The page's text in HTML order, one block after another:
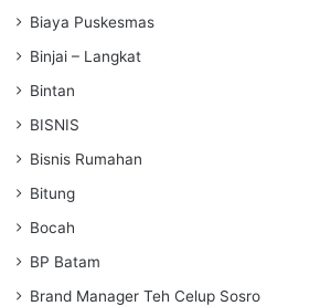
Biaya Puskesmas
Binjai – Langkat
Bintan
BISNIS
Bisnis Rumahan
Bitung
Bocah
BP Batam
Brand Manager Teh Celup Sosro